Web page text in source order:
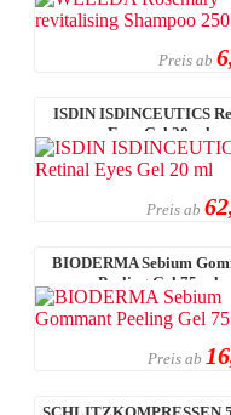
Preis ab
ISDIN ISDINCEUTICS
Eyes Gel 20 ml
Preis ab
BIODERMA Sebium
Peeling Gel 75 ml
Preis ab